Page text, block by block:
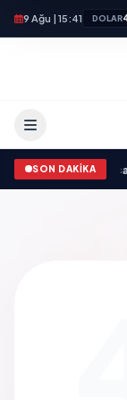
9 Ağu | 15:41 DOLAR
SON DAKİKA
Kesen Fırsatlar! •